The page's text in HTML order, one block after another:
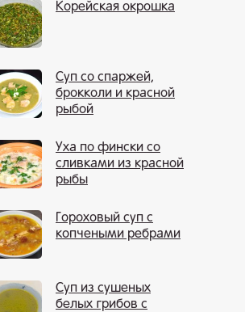
Корейская окрошка
Суп со спаржей,
брокколи и красной
рыбой
Уха по фински со
сливками из красной
рыбы
Гороховый суп с
копчеными ребрами
Суп из сушеных
белых грибов с